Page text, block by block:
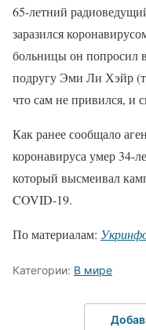
65-летний
заразился
больницы он попросил
подругу Эми Ли Хэйр
что сам не привился, и
Как ранее сообщало
коронавируса умер 34-
который высмеивал
COVID-19.
По материалам:
Категории: В мире